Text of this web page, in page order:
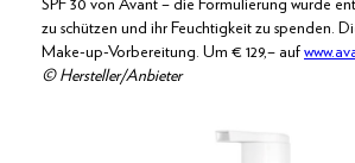
SPF 30 von Avant – die Formulierung wurde
zu schützen und ihr Feuchtigkeit zu spenden.
Make-up-Vorbereitung. Um € 129,– auf
© Hersteller/Anbieter